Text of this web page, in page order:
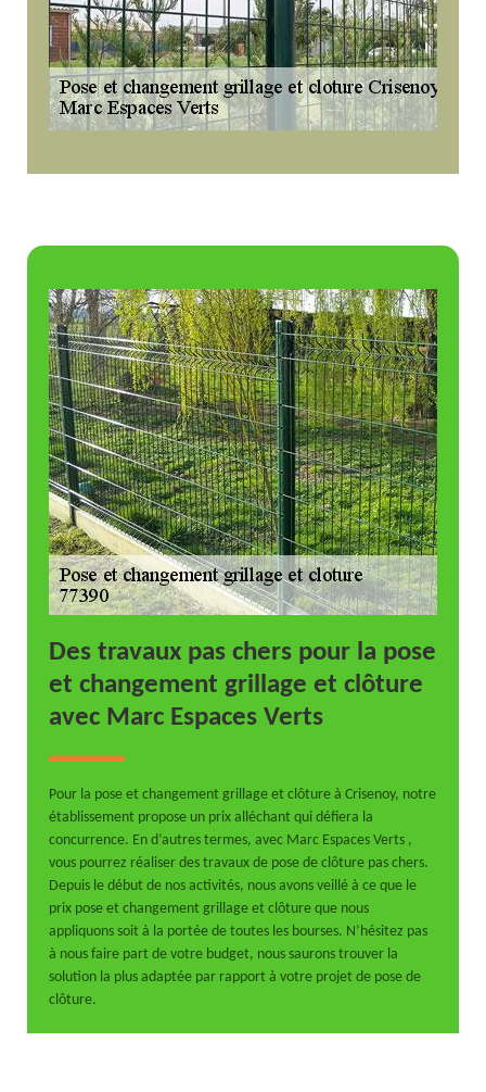
Des travaux pas chers pour la pose
et changement grillage et clôture
avec Marc Espaces Verts
Pour la pose et changement grillage et clôture à Crisenoy, notre
établissement propose un prix alléchant qui défiera la
concurrence. En d’autres termes, avec Marc Espaces Verts ,
vous pourrez réaliser des travaux de pose de clôture pas chers.
Depuis le début de nos activités, nous avons veillé à ce que le
prix pose et changement grillage et clôture que nous
appliquons soit à la portée de toutes les bourses. N’hésitez pas
à nous faire part de votre budget, nous saurons trouver la
solution la plus adaptée par rapport à votre projet de pose de
clôture.